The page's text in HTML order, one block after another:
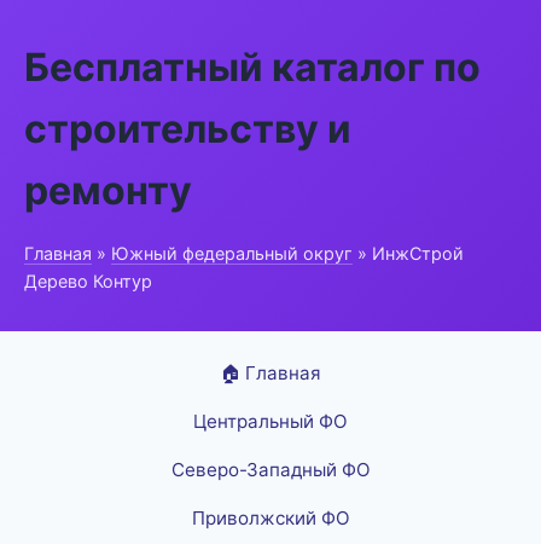
Бесплатный каталог по
строительству и
ремонту
Главная » Южный федеральный округ » ИнжСтрой
Дерево Контур
🏠 Главная
Центральный ФО
Северо-Западный ФО
Приволжский ФО